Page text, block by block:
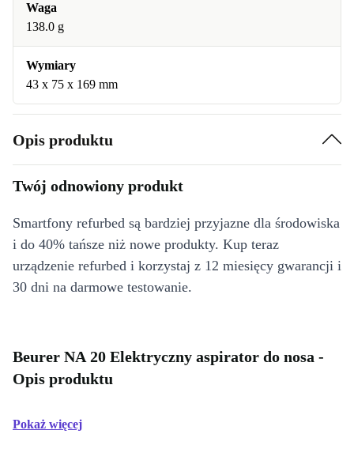
Waga
138.0 g
Wymiary
43 x 75 x 169 mm
Opis produktu
Twój odnowiony produkt
Smartfony refurbed są bardziej przyjazne dla środowiska
i do 40% tańsze niż nowe produkty. Kup teraz
urządzenie refurbed i korzystaj z 12 miesięcy gwarancji i
30 dni na darmowe testowanie.
Beurer NA 20 Elektryczny aspirator do nosa -
Opis produktu
Pokaż więcej